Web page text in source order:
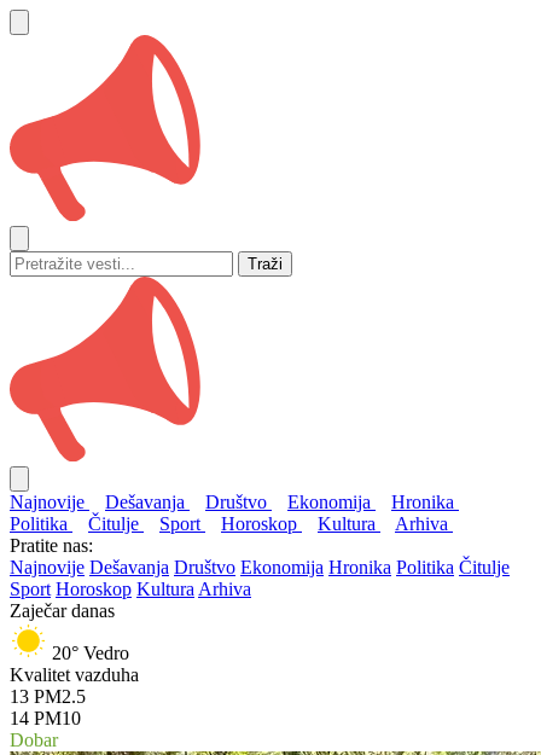
Traži
Najnovije Dešavanja Društvo Ekonomija
Hronika
Politika
Čitulje Sport Horoskop Kultura
Arhiva
Pratite nas:
Najnovije Dešavanja Društvo Ekonomija Hronika Politika Čitulje
Sport Horoskop Kultura Arhiva
Zaječar danas
20° Vedro
Kvalitet vazduha
13 PM2.5
14 PM10
Dobar